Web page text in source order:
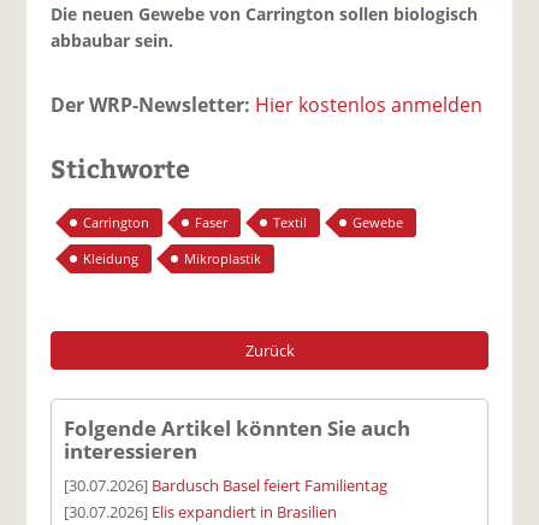
Die neuen Gewebe von Carrington sollen biologisch
abbaubar sein.
Der WRP-Newsletter: Hier kostenlos anmelden
Stichworte
Carrington Faser Textil
Gewebe
Kleidung
Mikroplastik
Zurück
Folgende Artikel könnten Sie auch
interessieren
[30.07.2026] Bardusch Basel feiert Familientag
[30.07.2026] Elis expandiert in Brasilien